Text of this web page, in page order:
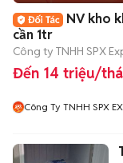
NV kho
cần 1tr
Công ty TNHH SPX
Đến 14 triệu/
Công Ty TNHH SPX